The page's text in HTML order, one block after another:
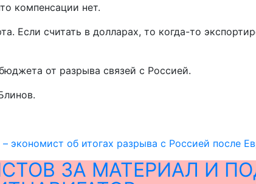
компенсации нет.
Если считать в долларах, то когда-то
от разрыва связей с Россией.
экономист об итогах разрыва с Россией после
ЗА МАТЕРИАЛ И